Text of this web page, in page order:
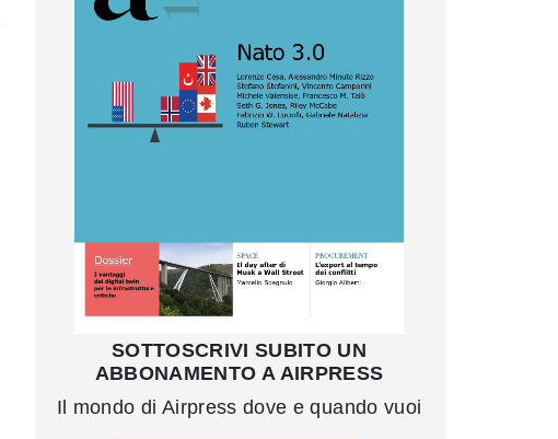
SOTTOSCRIVI SUBITO UN
ABBONAMENTO A AIRPRESS
Il mondo di Airpress dove e quando vuoi